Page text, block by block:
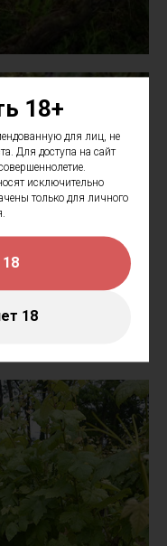
18+
для лиц, не
Для доступа на сайт
исключительно
только для личного
18